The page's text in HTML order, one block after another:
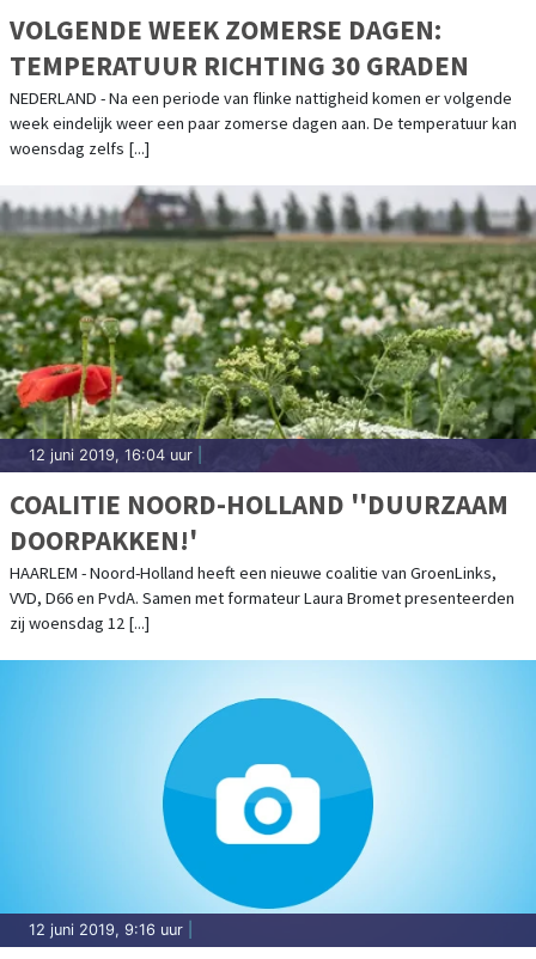
VOLGENDE WEEK ZOMERSE DAGEN:
TEMPERATUUR RICHTING 30 GRADEN
NEDERLAND - Na een periode van flinke nattigheid komen er volgende
week eindelijk weer een paar zomerse dagen aan. De temperatuur kan
woensdag zelfs [...]
12 juni 2019, 16:04 uur
COALITIE NOORD-HOLLAND ''DUURZAAM
DOORPAKKEN!'
HAARLEM - Noord-Holland heeft een nieuwe coalitie van GroenLinks,
VVD, D66 en PvdA. Samen met formateur Laura Bromet presenteerden
zij woensdag 12 [...]
12 juni 2019, 9:16 uur